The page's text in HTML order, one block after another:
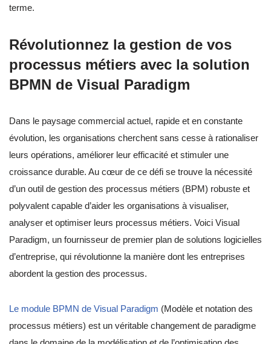
terme.
Révolutionnez la gestion de vos
processus métiers avec la solution
BPMN de Visual Paradigm
Dans le paysage commercial actuel, rapide et en constante
évolution, les organisations cherchent sans cesse à rationaliser
leurs opérations, améliorer leur efficacité et stimuler une
croissance durable. Au cœur de ce défi se trouve la nécessité
d’un outil de gestion des processus métiers (BPM) robuste et
polyvalent capable d’aider les organisations à visualiser,
analyser et optimiser leurs processus métiers. Voici Visual
Paradigm, un fournisseur de premier plan de solutions logicielles
d’entreprise, qui révolutionne la manière dont les entreprises
abordent la gestion des processus.
Le module BPMN de Visual Paradigm (Modèle et notation des
processus métiers) est un véritable changement de paradigme